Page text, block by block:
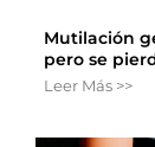
Mutilación
pero se
Leer Más >>